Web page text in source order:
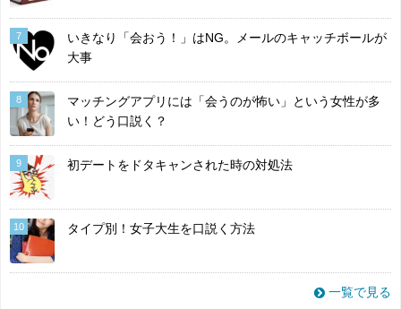
7
いきなり「会おう！」はNG。メールのキャッチボールが
大事
8
マッチングアプリには「会うのが怖い」という女性が多
い！どう口説く？
9 初デートをドタキャンされた時の対処法
10 タイプ別！女子大生を口説く方法
一覧で見る